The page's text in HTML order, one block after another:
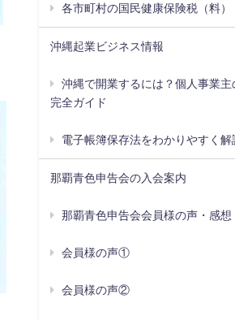
各市町村の国民健康保険税（料）
沖縄起業ビジネス情報
沖縄で開業するには？個人事業主
完全ガイド
電子帳簿保存法をわかりやすく解
那覇青色申告会の入会案内
那覇青色申告会会員様の声・感想
会員様の声①
会員様の声②